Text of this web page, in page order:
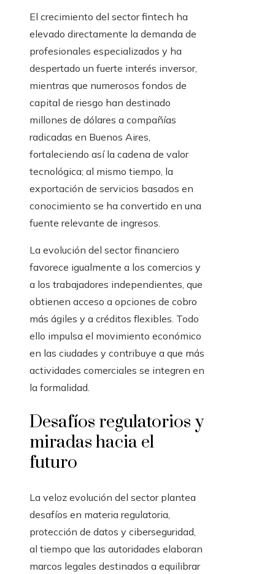
El crecimiento del sector fintech ha
elevado directamente la demanda de
profesionales especializados y ha
despertado un fuerte interés inversor,
mientras que numerosos fondos de
capital de riesgo han destinado
millones de dólares a compañías
radicadas en Buenos Aires,
fortaleciendo así la cadena de valor
tecnológica; al mismo tiempo, la
exportación de servicios basados en
conocimiento se ha convertido en una
fuente relevante de ingresos.
La evolución del sector financiero
favorece igualmente a los comercios y
a los trabajadores independientes, que
obtienen acceso a opciones de cobro
más ágiles y a créditos flexibles. Todo
ello impulsa el movimiento económico
en las ciudades y contribuye a que más
actividades comerciales se integren en
la formalidad.
Desafíos regulatorios y
miradas hacia el
futuro
La veloz evolución del sector plantea
desafíos en materia regulatoria,
protección de datos y ciberseguridad,
al tiempo que las autoridades elaboran
marcos legales destinados a equilibrar